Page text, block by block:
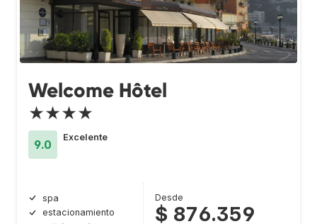
Welcome Hôtel
★★★★
9.0
Excelente
spa
estacionamiento
Desde
$ 876.359